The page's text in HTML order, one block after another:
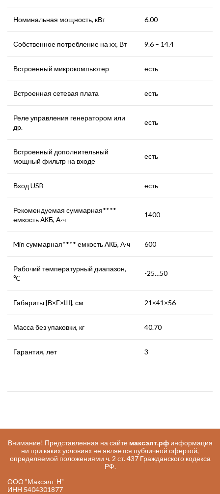
Номинальная мощность, кВт 6.00
Собственное потребление на хх, Вт 9.6 – 14.4
Встроенный микрокомпьютер есть
Встроенная сетевая плата есть
Реле управления генератором или
др.
есть
Встроенный дополнительный
мощный фильтр на входе
есть
Вход USB есть
Рекомендуемая суммарная****
емкость АКБ, А·ч
1400
Min суммарная**** емкость АКБ, А·ч 600
Рабочий температурный диапазон,
℃
-25…50
Габариты [В×Г×Ш], см 21×41×56
Масса без упаковки, кг 40.70
Гарантия, лет 3
Внимание! Представленная на сайте максэлт.рфинформация
ни при каких условиях не является публичной офертой,
определяемой положениями ч. 2 ст. 437 Гражданского кодекса
РФ.
ООО "Максэлт-Н"
ИНН 5404301877